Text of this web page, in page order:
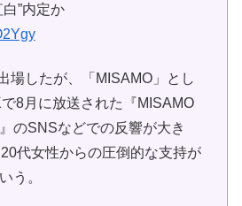
白”内定か
場したが、「MISAMO」とし
8月に放送された『MISAMO
のSNSなどでの反響が大き
代女性からの圧倒的な支持が
う。